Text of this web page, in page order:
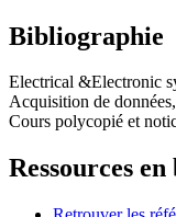
Bibliographie
Electrical &Electronic
Acquisition de
Cours polycopié et
Ressources